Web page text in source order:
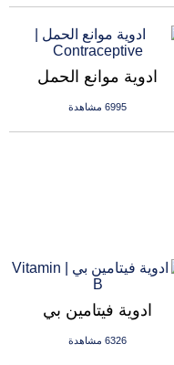
ادوية موانع الحمل
6995 مشاهدة
ادوية فيتامين بي
6326 مشاهدة